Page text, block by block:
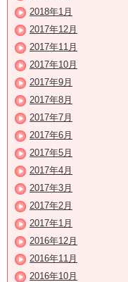
2018年1月
2017年12月
2017年11月
2017年10月
2017年9月
2017年8月
2017年7月
2017年6月
2017年5月
2017年4月
2017年3月
2017年2月
2017年1月
2016年12月
2016年11月
2016年10月